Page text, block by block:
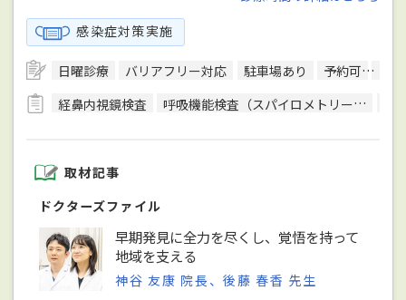
感染症対策実施
日曜診療 バリアフリー対応 駐車場あり 予約可
経鼻内視鏡検査
呼吸機能検査（スパイロメトリー）
取材記事
ドクターズファイル
早期発見に全力を尽くし、覚悟を持って
地域を支える
神谷 友康 院長、後藤 春香 先生